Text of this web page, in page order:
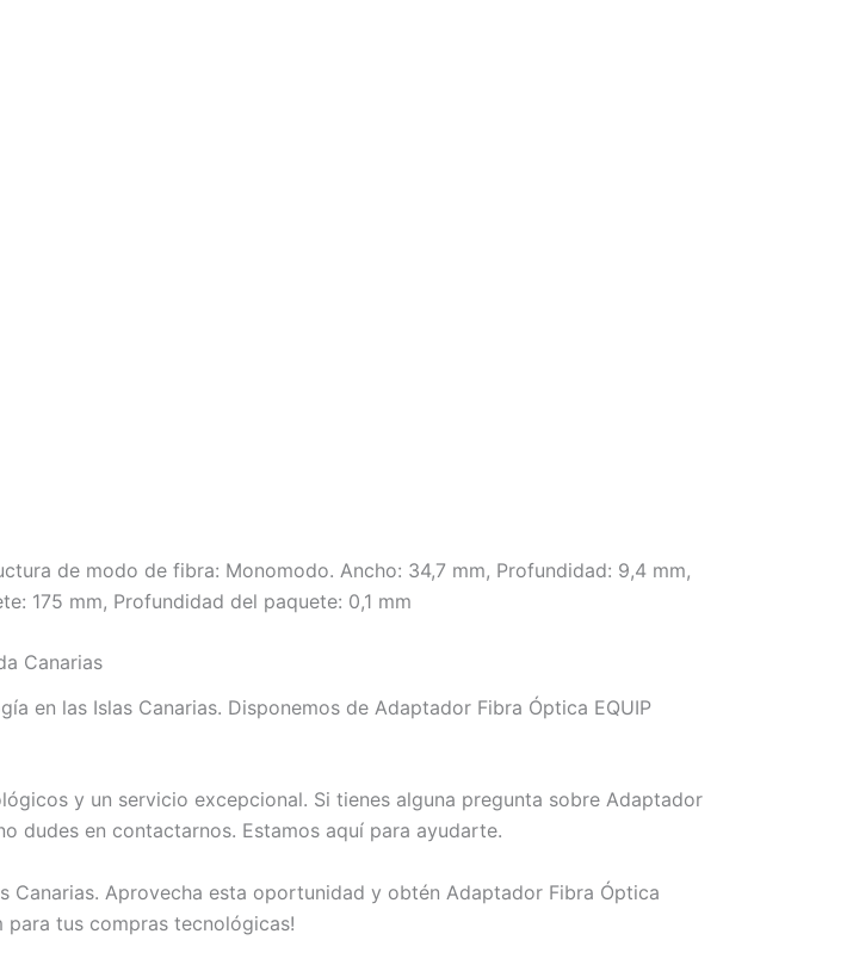
de modo de fibra: Monomodo. Ancho: 34,7 mm, Profundidad: 9,4 mm,
175 mm, Profundidad del paquete: 0,1 mm
Canarias
en las Islas Canarias. Disponemos de Adaptador Fibra Óptica EQUIP
y un servicio excepcional. Si tienes alguna pregunta sobre Adaptador
dudes en contactarnos. Estamos aquí para ayudarte.
Canarias. Aprovecha esta oportunidad y obtén Adaptador Fibra Óptica
para tus compras tecnológicas!